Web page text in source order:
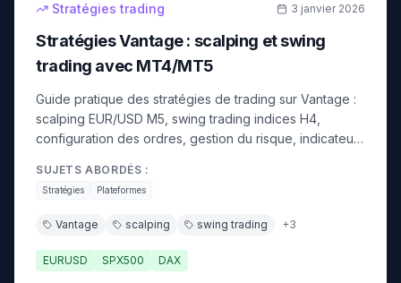
Stratégies trading 3 janvier 2026
Stratégies Vantage : scalping et swing
trading avec MT4/MT5
Guide pratique des stratégies de trading sur Vantage :
scalping EUR/USD M5, swing trading indices H4,
configuration des ordres, gestion du risque, indicateurs
SUJETS ABORDÉS :
Stratégies Plateformes
Vantage scalping swing trading +3
EURUSD SPX500 DAX